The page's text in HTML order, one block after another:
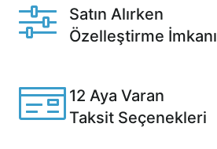
Satın Alırken
Özelleştirme İmkanı
12 Aya Varan
Taksit Seçenekleri